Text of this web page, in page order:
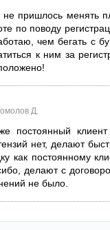
пришлось менять
по поводу
чем бегать с
к ним за
Д.
постоянный
нет, делают
как постоянному
делают с
не было.